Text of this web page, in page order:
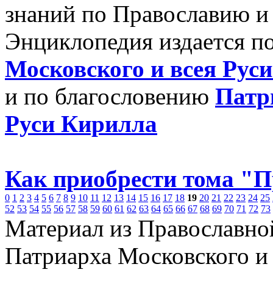
знаний по Православию
Энциклопедия издается
Московского и всея
и по благословению
Руси Кирилла
Как приобрести тома
0 1 2 3 4 5 6 7 8 9 10 11 12 13 14 15 16 17 18 19 20 21 22 23 24 25
52 53 54 55 56 57 58 59 60 61 62 63 64 65 66 67 68 69 70 71 72 73
Материал из
Патриарха Московского